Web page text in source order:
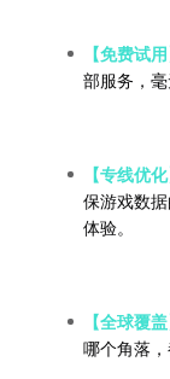
【免费试用
部服务，
【专线优化
保游戏数
体验。
【全球覆盖
哪个角落